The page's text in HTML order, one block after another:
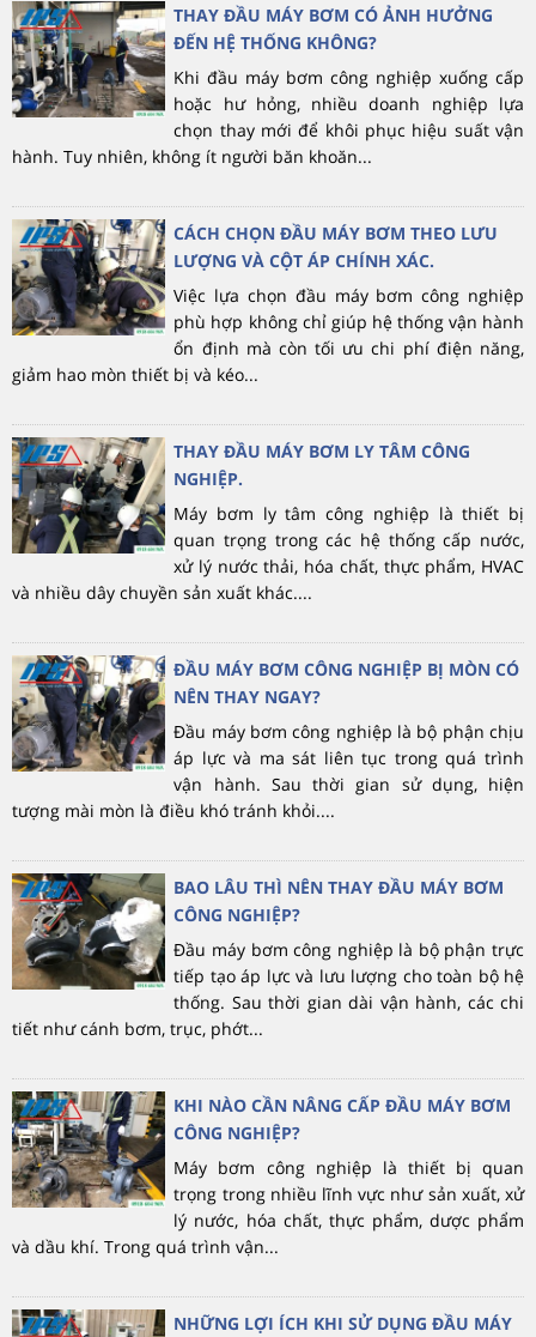
THAY ĐẦU MÁY BƠM CÓ ẢNH HƯỞNG
ĐẾN HỆ THỐNG KHÔNG?
Khi đầu máy bơm công nghiệp xuống cấp
hoặc hư hỏng, nhiều doanh nghiệp lựa
chọn thay mới để khôi phục hiệu suất vận
hành. Tuy nhiên, không ít người băn khoăn...
CÁCH CHỌN ĐẦU MÁY BƠM THEO LƯU
LƯỢNG VÀ CỘT ÁP CHÍNH XÁC.
Việc lựa chọn đầu máy bơm công nghiệp
phù hợp không chỉ giúp hệ thống vận hành
ổn định mà còn tối ưu chi phí điện năng,
giảm hao mòn thiết bị và kéo...
THAY ĐẦU MÁY BƠM LY TÂM CÔNG
NGHIỆP.
Máy bơm ly tâm công nghiệp là thiết bị
quan trọng trong các hệ thống cấp nước,
xử lý nước thải, hóa chất, thực phẩm, HVAC
và nhiều dây chuyền sản xuất khác....
ĐẦU MÁY BƠM CÔNG NGHIỆP BỊ MÒN CÓ
NÊN THAY NGAY?
Đầu máy bơm công nghiệp là bộ phận chịu
áp lực và ma sát liên tục trong quá trình
vận hành. Sau thời gian sử dụng, hiện
tượng mài mòn là điều khó tránh khỏi....
BAO LÂU THÌ NÊN THAY ĐẦU MÁY BƠM
CÔNG NGHIỆP?
Đầu máy bơm công nghiệp là bộ phận trực
tiếp tạo áp lực và lưu lượng cho toàn bộ hệ
thống. Sau thời gian dài vận hành, các chi
tiết như cánh bơm, trục, phớt...
KHI NÀO CẦN NÂNG CẤP ĐẦU MÁY BƠM
CÔNG NGHIỆP?
Máy bơm công nghiệp là thiết bị quan
trọng trong nhiều lĩnh vực như sản xuất, xử
lý nước, hóa chất, thực phẩm, dược phẩm
và dầu khí. Trong quá trình vận...
NHỮNG LỢI ÍCH KHI SỬ DỤNG ĐẦU MÁY